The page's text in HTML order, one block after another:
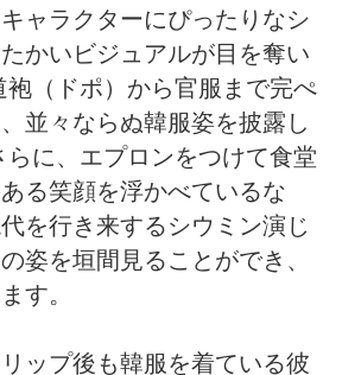
ャラクターにぴったりなシ
かいビジュアルが目を奪い
袍（ドポ）から官服まで完ぺ
並々ならぬ韓服姿を披露し
らに、エプロンをつけて食堂
る笑顔を浮かべているな
を行き来するシウミン演じ
姿を垣間見ることができ、
す。
ップ後も韓服を着ている彼